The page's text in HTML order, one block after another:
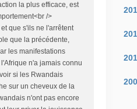
la plus efficace, est
/>
que s'ils ne l'arrêtent
que la précédente,
les manifestations
n'a jamais connu
si les Rwandais
sur un cheveux de la
n'ont pas encore